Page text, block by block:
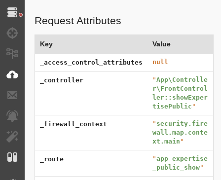
Debug
Messages
Notifications
Configuration
Request Attributes
Key Value
_access_control_attributes null
_controller "App\Controlle
r\FrontControl
ler::showExper
tisePublic "
_firewall_context " security.fire
wall.map.conte
xt.main "
_route "app_expertise
_public_show"